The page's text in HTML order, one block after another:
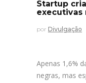
Startup
executivas
por Divulgação
Apenas 1,6%
negras, mas